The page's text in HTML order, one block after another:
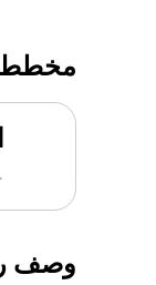
مخطط
وصف